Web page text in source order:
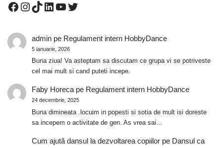
adminpe Regulament intern HobbyDance
5 ianuarie, 2026
Buna ziua! Va asteptam sa discutam ce grupa vi se potriveste
cel mai mult si cand puteti incepe.
Faby Horecape Regulament intern HobbyDance
24 decembrie, 2025
Buna dimineata .locuim in popesti si sotia de mult isi doreste
sa incepem o activitate de gen. As vrea sai…
Cum ajută dansul la dezvoltarea copiilorpe Dansul ca